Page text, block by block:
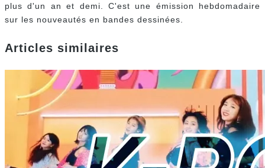
plus d'un an et demi. C'est une émission hebdomadaire
sur les nouveautés en bandes dessinées.
Articles similaires